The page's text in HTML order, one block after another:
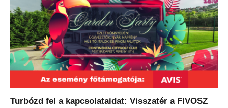
Turbózd fel a kapcsolataidat: Visszatér a FIVOSZ